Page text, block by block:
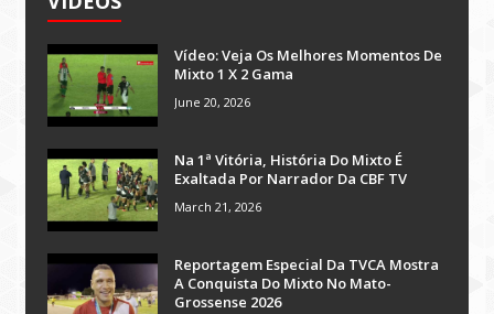
Vídeo: Veja Os Melhores Momentos De
Mixto 1 X 2 Gama
June 20, 2026
Na 1ª Vitória, História Do Mixto É
Exaltada Por Narrador Da CBF TV
March 21, 2026
Reportagem Especial Da TVCA Mostra
A Conquista Do Mixto No Mato-
Grossense 2026